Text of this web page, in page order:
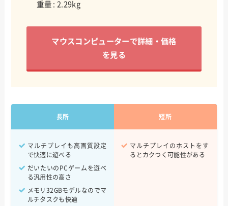
重量 : 2.29kg
マウスコンピューターで詳細・価格
を見る
長所 短所
マルチプレイも高画質設定
で快適に遊べる
だいたいのPCゲームを遊べ
る汎用性の高さ
メモリ32GBモデルなのでマ
ルチタスクも快適
マルチプレイのホストをす
るとカクつく可能性がある